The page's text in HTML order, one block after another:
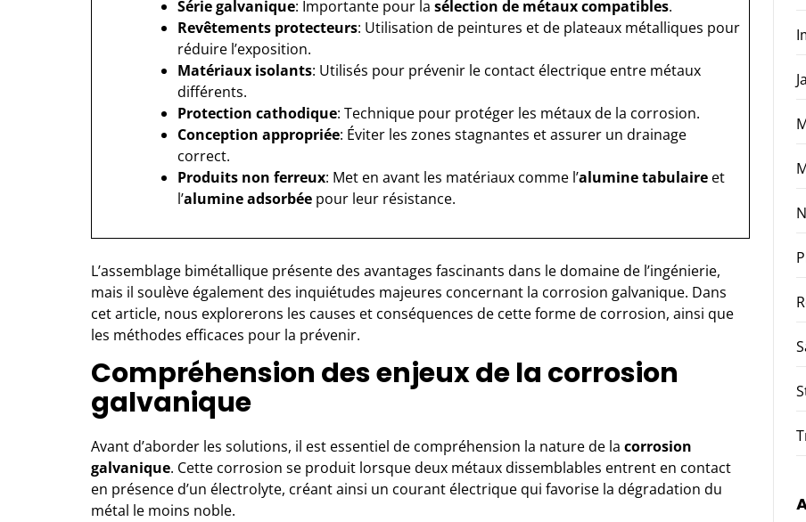
Série galvanique: Importante pour la sélection de métaux compatibles.
Revêtements protecteurs: Utilisation de peintures et de plateaux métalliques pour
réduire l’exposition.
Matériaux isolants: Utilisés pour prévenir le contact électrique entre métaux
différents.
Protection cathodique: Technique pour protéger les métaux de la corrosion.
Conception appropriée: Éviter les zones stagnantes et assurer un drainage
correct.
Produits non ferreux: Met en avant les matériaux comme l’alumine tabulaire et
l’alumine adsorbée pour leur résistance.
L’assemblage bimétallique présente des avantages fascinants dans le domaine de l’ingénierie,
mais il soulève également des inquiétudes majeures concernant la corrosion galvanique. Dans
cet article, nous explorerons les causes et conséquences de cette forme de corrosion, ainsi que
les méthodes efficaces pour la prévenir.
Compréhension des enjeux de la corrosion
galvanique
Avant d’aborder les solutions, il est essentiel de compréhension la nature de la corrosion
galvanique. Cette corrosion se produit lorsque deux métaux dissemblables entrent en contact
en présence d’un électrolyte, créant ainsi un courant électrique qui favorise la dégradation du
métal le moins noble.